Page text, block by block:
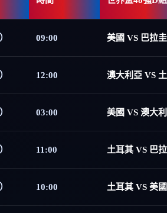
09:00 美國 VS 巴拉圭
12:00 澳大利亞 VS
03:00 美國 VS 澳大
11:00 土耳其 VS 巴
10:00 土耳其 VS 美國